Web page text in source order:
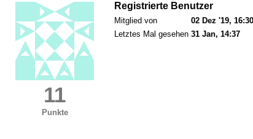
11
Punkte
Registrierte Benutzer
Mitglied von
02 Dez '19, 16:30
Letztes Mal gesehen 31 Jan, 14:37